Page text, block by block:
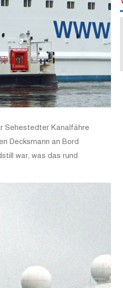
Sehestedter Kanalfähre
Decksmann an Bord
war, was das rund